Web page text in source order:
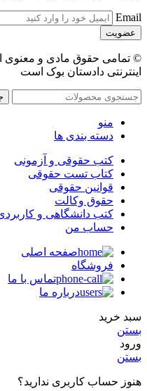
Email
© تمامی حقوق مادی و معنوی
اینترنتی دادستان بوک است
منو
دسته بندی ها
کتب حقوقی و آزمونی
کتاب تست حقوقی
قوانین حقوقی
حقوق وکالت
کتب دانشگاهی و
حساب من
صفحه اصلی
فروشگاه
تماس با ما
درباره ما
سبد خرید
بستن
ورود
بستن
هنوز حساب کاربری ندارید؟